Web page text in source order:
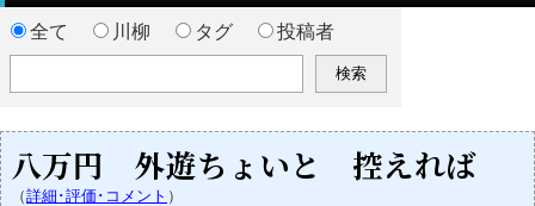
全て 川柳 タグ 投稿者
八万円 外遊ちょいと 控えれば
（詳細･評価･コメント ）